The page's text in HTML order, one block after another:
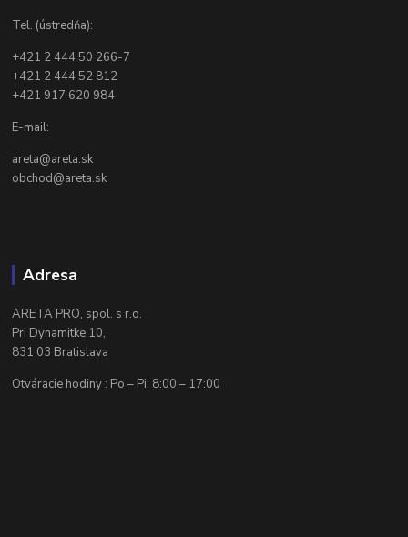
Tel. (ústredňa):
+421 2 444 50 266-7
+421 2 444 52 812
+421 917 620 984
E-mail:
areta@areta.sk
obchod@areta.sk
Adresa
ARETA PRO, spol. s r.o.
Pri Dynamitke 10,
831 03 Bratislava
Otváracie hodiny : Po – Pi: 8:00 – 17:00